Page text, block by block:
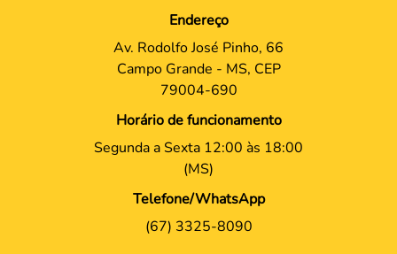
Endereço
Av. Rodolfo José Pinho, 66
Campo Grande - MS, CEP
79004-690
Horário de funcionamento
Segunda a Sexta 12:00 às 18:00
(MS)
Telefone/WhatsApp
(67) 3325-8090